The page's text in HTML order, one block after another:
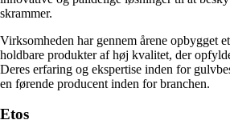
skrammer.
Virksomheden har gennem årene opbygget
holdbare produkter af høj kvalitet, der
Deres erfaring og ekspertise inden for
en førende producent inden for branchen.
Etos